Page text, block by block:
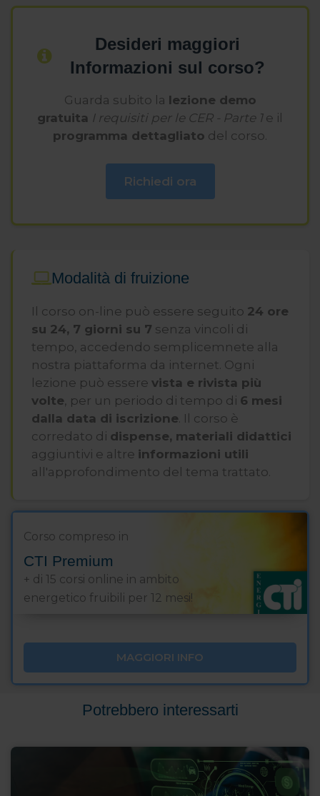
pubblicazioni, svolge attività di
formazione e docenza.
Desideri maggiori
Informazioni sul corso?
Guarda subito la lezione demo
gratuita I requisiti per le CER - Parte 1e il
programma dettagliato del corso.
Richiedi ora
Modalità di fruizione
Il corso on-line può essere seguito 24 ore
su 24, 7 giorni su 7 senza vincoli di
tempo, accedendo semplicemnete alla
nostra piattaforma da internet. Ogni
lezione può essere vista e rivista più
volte, per un periodo di tempo di 6 mesi
dalla data di iscrizione. Il corso è
corredato di dispense, materiali didattici
aggiuntivi e altre informazioni utili
all'approfondimento del tema trattato.
Corso compreso in
CTI Premium
+ di 15 corsi online in ambito
energetico fruibili per 12 mesi!
MAGGIORI INFO
Potrebbero interessarti